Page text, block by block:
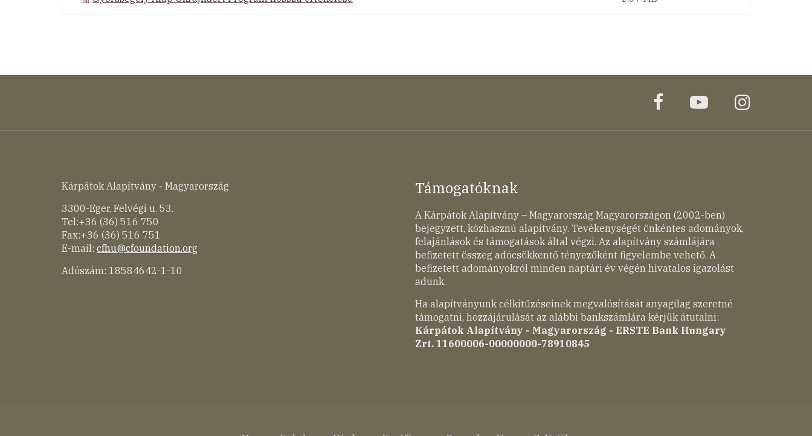
facebookyoutube
Kárpátok Alapítvány - Magyarország
3300-Eger, Felvégi u. 53.
Tel:+36 (36) 516 750
Fax:+36 (36) 516 751
E-mail: cfhu@cfoundation.org
Adószám: 18584642-1-10
Támogatóknak
A Kárpátok Alapítvány – Magyarország Magyarországon (2002-ben)
bejegyzett, közhasznú alapítvány. Tevékenységét önkéntes adományok,
felajánlások és támogatások által végzi. Az alapítvány számlájára
befizetett összeg adócsökkentő tényezőként figyelembe vehető. A
befizetett adományokról minden naptári év végén hivatalos igazolást
adunk.
Ha alapítványunk célkitűzéseinek megvalósítását anyagilag szeretné
támogatni, hozzájárulását az alábbi bankszámlára kérjük átutalni:
Kárpátok Alapítvány - Magyarország - ERSTE Bank Hungary
Zrt. 11600006-00000000-78910845